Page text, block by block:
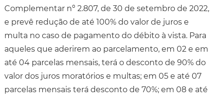
Complementar nº 2.807, de 30 de setembro de 2022,
e prevê redução de até 100% do valor de juros e
multa no caso de pagamento do débito à vista. Para
aqueles que aderirem ao parcelamento, em 02 e em
até 04 parcelas mensais, terá o desconto de 90% do
valor dos juros moratórios e multas; em 05 e até 07
parcelas mensais terá desconto de 70%; em 08 e até